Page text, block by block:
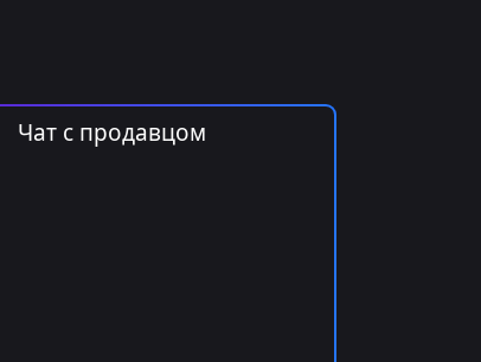
Чат с продавцом